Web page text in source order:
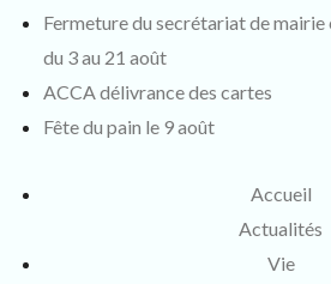
Fermeture du secrétariat de mairie
du 3 au 21 août
ACCA délivrance des cartes
Fête du pain le 9 août
Accueil
Actualités
Vie